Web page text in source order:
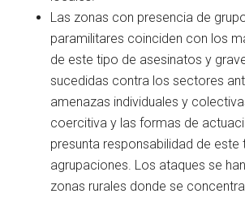
Las zonas con presencia de
paramilitares coinciden con los
de este tipo de asesinatos y
sucedidas contra los sectores
amenazas individuales y
coercitiva y las formas de
presunta responsabilidad de este
agrupaciones. Los ataques se
zonas rurales donde se